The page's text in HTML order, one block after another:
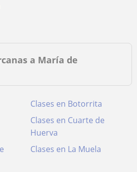
a María de
Clases en Botorrita
Clases en Cuarte de
Huerva
Clases en La Muela